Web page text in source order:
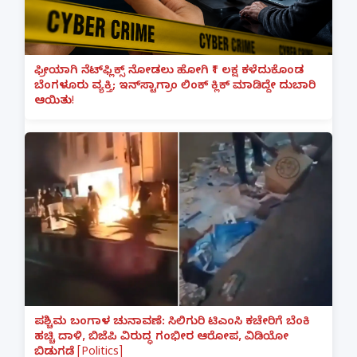
ಫ್ರೀಯಾಗಿ ನೆಟ್‌ಫ್ಲಿಕ್ಸ್ ನೋಡಲು ಹೋಗಿ ₹1 ಲಕ್ಷ ಕಳೆದುಕೊಂಡ
ಬೆಂಗಳೂರು ವ್ಯಕ್ತಿ; ಇನ್‌ಸ್ಟಾಗ್ರಾಂ ಲಿಂಕ್ ಕ್ಲಿಕ್ ಮಾಡಿದ್ದೇ ದುಬಾರಿ
ಆಯಿತು!
ಪಶ್ಚಿಮ ಬಂಗಾಳ ಚುನಾವಣೆ: ಸಿಲಿಗುರಿ ಟಿಎಂಸಿ ಕಚೇರಿಗೆ ಬೆಂಕಿ
ಹಚ್ಚಿ ದಾಳಿ, ಬಿಜೆಪಿ ವಿರುದ್ಧ ಗಂಭೀರ ಆರೋಪ, ವಿಡಿಯೋ
ಬಿಡುಗಡೆ [Politics]